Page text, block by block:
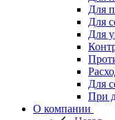
Для
Для
Для
Для
При
О компании